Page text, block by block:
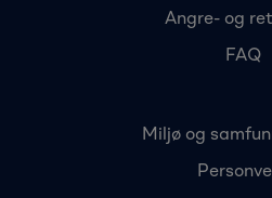
Angre- og
FAQ
Miljø og